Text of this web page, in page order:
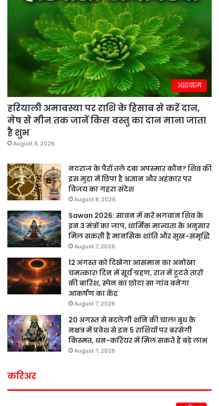
अद्धयात्म
हरियाली अमावस्या पर राशि के हिसाब से करें दान,
मेष से मीन तक जानें किस वस्तु का दान माना जाता
है शुभ
August 8, 2026
नटराज के पैरों तले दबा अपस्मार कौन? शिव की
इस मुद्रा में छिपा है अज्ञान और अहंकार पर
विजय का गहरा संदेश
August 8, 2026
Sawan 2026: सावन में करें भगवान शिव के
इन 3 मंत्रों का जाप, धार्मिक मान्यता के अनुसार
मिल सकती है मानसिक शांति और सुख-समृद्धि
August 7, 2026
12 अगस्त को दिखेगा आसमान का अनोखा
चमत्कार! दिन में सूर्य ग्रहण, रात में टूटते तारों
की बारिश, स्पेन का छोटा सा गांव बनेगा
आकर्षण का केंद्र
August 7, 2026
20 अगस्त से बदलेगी शनि की चाल! बुध के
नक्षत्र में प्रवेश से इन 5 राशियों पर बरसेगी
किस्मत, धन-करियर में मिल सकते हैं बड़े लाभ
August 7, 2026
करिअर